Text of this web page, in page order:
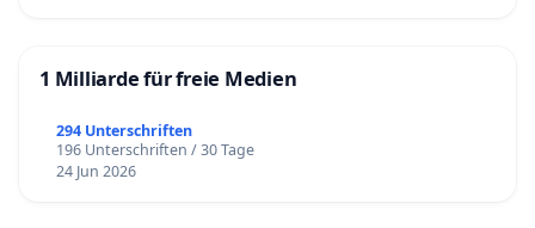
1 Milliarde für freie Medien
294 Unterschriften
196 Unterschriften / 30 Tage
24 Jun 2026